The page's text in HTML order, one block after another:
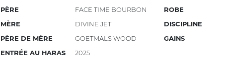
PÈRE
FACE TIME BOURBON
MÈRE
DIVINE JET
PÈRE DE MÈRE
GOETMALS WOOD
ENTRÉE AU HARAS
2025
ROBE
DISCIPLINE
GAINS